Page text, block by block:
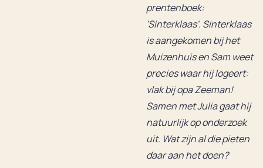
prentenboek:
'Sinterklaas'. Sinterklaas
is aangekomen bij het
Muizenhuis en Sam weet
precies waar hij logeert:
vlak bij opa Zeeman!
Samen met Julia gaat hij
natuurlijk op onderzoek
uit. Wat zijn al die pieten
daar aan het doen?